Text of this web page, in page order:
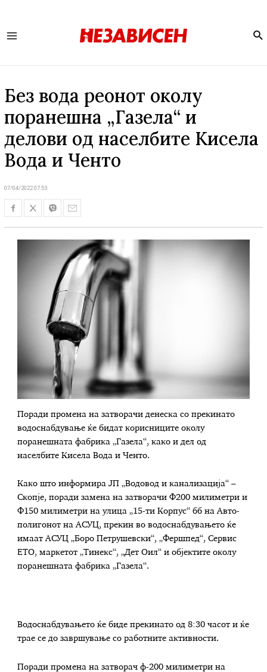
Без вода реонот околу
поранешна „Газела“ и
делови од населбите Кисела
Вода и Ченто
07/04/2022 07:53
Поради промена на затворачи денеска со прекинато
водоснабдување ќе бидат корисниците околу
поранешната фабрика „Газела“, како и дел од
населбите Кисела Вода и Ченто.
Како што информира ЈП „Водовод и канализација“ –
Скопје, поради замена на затворачи Ф200 милиметри и
Ф150 милиметри на улица „15-ти Корпус“ бб на Авто-
полигонот на АСУЦ, прекин во водоснабдувањето ќе
имаат АСУЦ „Боро Петрушевски“, „Фершпед“, Сервис
ЕТО, маркетот „Тинекс“, „Дет Оил“ и објектите околу
поранешната фабрика „Газела“.
Водоснабдувањето ќе биде прекинато од 8:30 часот и ќе
трае се до завршување со работните активности.
Поради промена на затворач ф-200 милиметри на